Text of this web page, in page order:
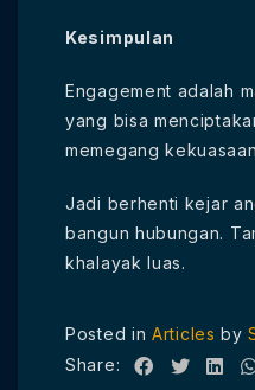
Kesimpulan
Engagement adalah
yang bisa
memegang
Jadi berhenti kejar
bangun hubungan.
khalayak luas.
Posted in Articles by
Share: